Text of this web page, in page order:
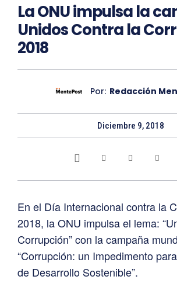
La ONU impulsa la
Unidos Contra la
2018
Por: Redacción
Diciembre 9, 2018
En el Día Internacional contra la
2018, la ONU impulsa el lema:
Corrupción” con la campaña
“Corrupción: un Impedimento
de Desarrollo Sostenible”.